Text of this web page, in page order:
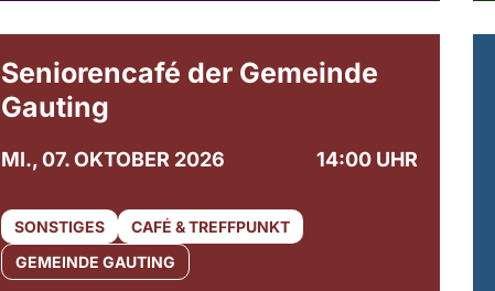
Seniorencafé der Gemeinde
Gauting
MI., 07. OKTOBER 2026 14:00 UHR
SONSTIGES
CAFÉ & TREFFPUNKT
GEMEINDE GAUTING